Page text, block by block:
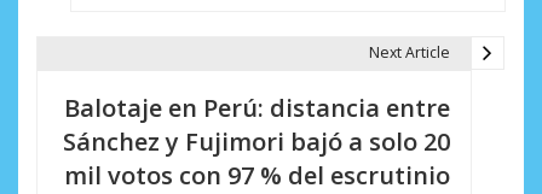
Next Article
Balotaje en Perú: distancia entre
Sánchez y Fujimori bajó a solo 20
mil votos con 97 % del escrutinio